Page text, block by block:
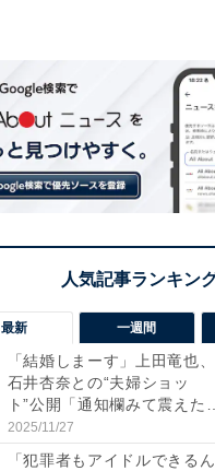
最新 一週間
「結婚しまーす」上田竜也、
石井杏奈との“夫婦ショッ
ト”公開「通知欄みて震えた」
「...
2025/11/27
「犯罪者もアイドルできるん